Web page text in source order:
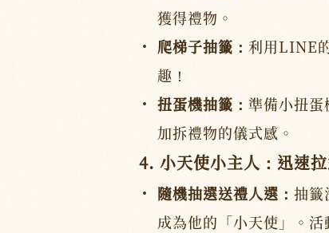
獲得禮物。
爬梯子抽籤： 利用LINE
趣！
扭蛋機抽籤： 準備小扭
加拆禮物的儀式感。
4. 小天使小主人：迅速
隨機抽選送禮人選： 抽籤
成為他的「小天使」。